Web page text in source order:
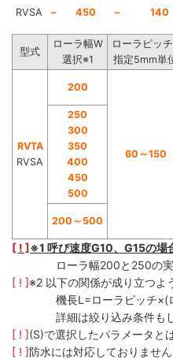
RVSA
− 450 − 140
型式
ローラ幅W
選択※1
ローラピッ
指定5mm単
RVTA
RVSA
200
60～150
250
300
350
400
450
500
200～500
[ ! ]※1 呼び速度G10、G15の
ローラ幅200と250の
[ ! ]※2 以下の関係が成り立つよ
機長L=ローラピッチ
詳細は絞り込み条件も
[ ! ](S)で選択したパラメータと
[ ! ]防水には対応しておりません